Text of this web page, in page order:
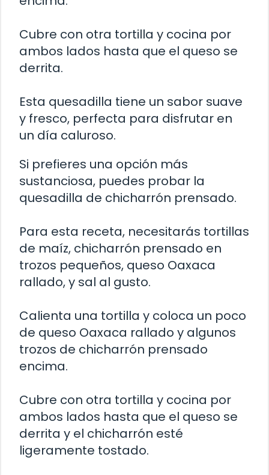
Cubre con otra tortilla y cocina por
ambos lados hasta que el queso se
derrita.
Esta quesadilla tiene un sabor suave
y fresco, perfecta para disfrutar en
un día caluroso.
Si prefieres una opción más
sustanciosa, puedes probar la
quesadilla de chicharrón prensado.
Para esta receta, necesitarás tortillas
de maíz, chicharrón prensado en
trozos pequeños, queso Oaxaca
rallado, y sal al gusto.
Calienta una tortilla y coloca un poco
de queso Oaxaca rallado y algunos
trozos de chicharrón prensado
encima.
Cubre con otra tortilla y cocina por
ambos lados hasta que el queso se
derrita y el chicharrón esté
ligeramente tostado.